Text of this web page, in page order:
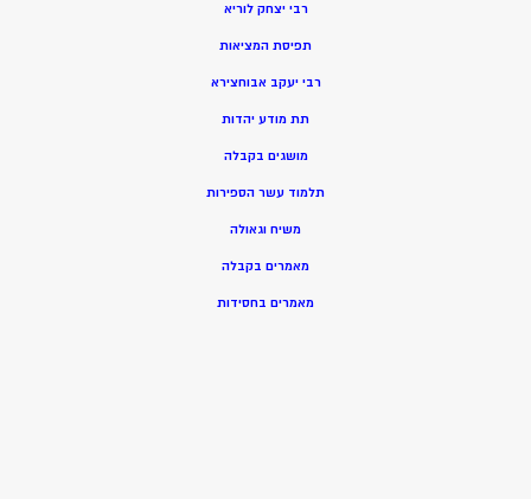
רבי יצחק לוריא
תפיסת המציאות
רבי יעקב אבוחצירא
תת מודע יהדות
מושגים בקבלה
תלמוד עשר הספירות
משיח וגאולה
מאמרים בקבלה
מאמרים בחסידות